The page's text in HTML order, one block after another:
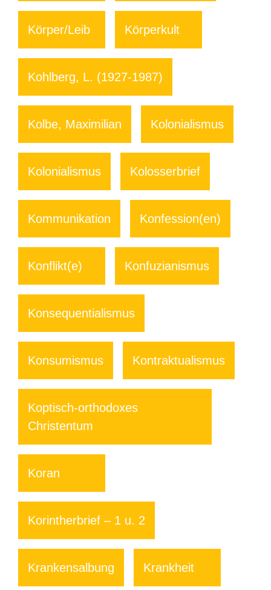
Körper/Leib Körperkult
Kohlberg, L. (1927-1987)
Kolbe, Maximilian Kolonialismus
Kolonialismus Kolosserbrief
Kommunikation Konfession(en)
Konflikt(e) Konfuzianismus
Konsequentialismus
Konsumismus Kontraktualismus
Koptisch-orthodoxes
Christentum
Koran
Korintherbrief – 1 u. 2
Krankensalbung Krankheit